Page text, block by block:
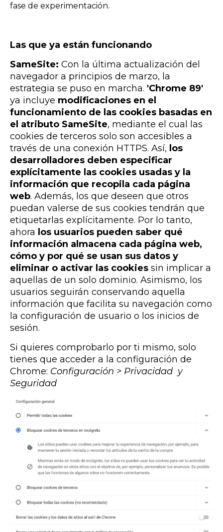
fase de experimentación.
Las que ya están funcionando
SameSite: Con la última actualización del
navegador a principios de marzo, la
estrategia se puso en marcha. 'Chrome 89'
ya incluye modificaciones en el
funcionamiento de las cookies basadas en
el atributo SameSite, mediante el cual las
cookies de terceros solo son accesibles a
través de una conexión HTTPS. Así, los
desarrolladores deben especificar
explícitamente las cookies usadas y la
información que recopila cada página
web. Además, los que deseen que otros
puedan valerse de sus cookies tendrán que
etiquetarlas explícitamente. Por lo tanto,
ahora los usuarios pueden saber qué
información almacena cada página web,
cómo y por qué se usan sus datos y
eliminar o activar las cookies sin implicar a
aquellas de un solo dominio. Asimismo, los
usuarios seguirán conservando aquella
información que facilita su navegación como
la configuración de usuario o los inicios de
sesión.
Si quieres comprobarlo por ti mismo, solo
tienes que acceder a la configuración de
Chrome: Configuración > Privacidad y
Seguridad